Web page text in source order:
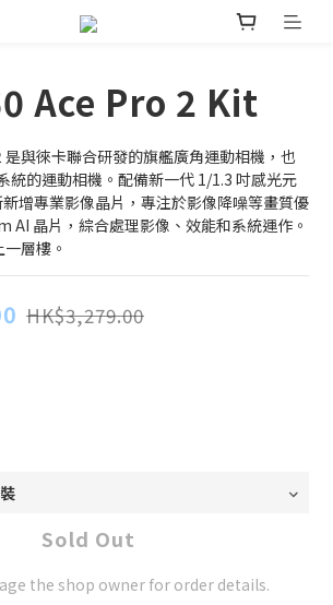
Ace Pro 2 Kit
與徠卡聯合研發的旗艦廣角運動相機，也
統的運動相機。配備新一代 1/1.3 吋感光元
增專業影像晶片，專注於影像降噪等畫質優
AI 晶片，綜合處理影像、效能和系統運作。
層樓。
HK$3,279.00
Sold Out
the shop owner for order details.